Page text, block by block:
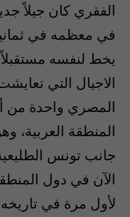
الفقري كان جيلاً
في معظمه في
يخط لنفسه
الاجيال التي
المصري واحدة من
المنطقة
جانب تونس
الآن في دول
لأول مرة في